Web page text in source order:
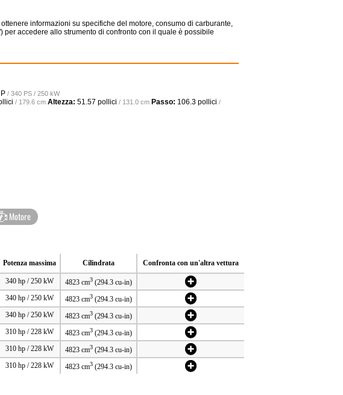
informazioni su specifiche del motore, consumo di carburante,
accedere allo strumento di confronto con il quale è possibile
/ 340 PS / 250 kW
/ 179.6 cm Altezza: 51.57 pollici / 131.0 cm Passo: 106.3 pollici /
Motore
Potenza massima Cilindrata Confronta con un'altra vettura
340 hp / 250 kW 4823 cm3 (294.3 cu-in)
340 hp / 250 kW
4823 cm3 (294.3 cu-in)
340 hp / 250 kW
4823 cm3 (294.3 cu-in)
310 hp / 228 kW
4823 cm3 (294.3 cu-in)
310 hp / 228 kW
4823 cm3 (294.3 cu-in)
310 hp / 228 kW
4823 cm3 (294.3 cu-in)